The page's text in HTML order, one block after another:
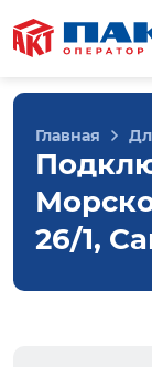
Главная
26/1,